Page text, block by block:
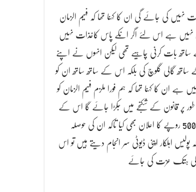
نہیں کی جائے گی ان کا کہنا تھا کہ فہیم الزمان
نہیں ہے اس لئے اگر انکے پاس کاغذات نہیں
کے ساتھ بات کرنی چاہیے تھی لیکن انہوں نے اپنے
گالی گلوچ کی بلکہ اس کے ساتھ ساتھ ان کو
کا کہنا تھا کہ ہم فورا ملزم فہیم الزمان کو
پر قانون کے شکنجے میں جکڑا جائے گا اس کے
ساتھ ڈی آئی جی ساؤتھ کراچی نے پولیس اہلکاروں کے لیے 5000 روپے کا اعلان بھی کیا تاکہ ان کی حوصلہ
اہلکار اپنی ڈیوٹی سر انجام دیتے ہیں تو اس
کی ہتک عزت کی جائے